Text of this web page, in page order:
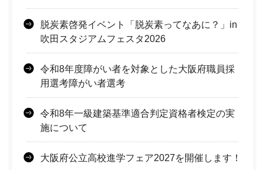
脱炭素啓発イベント「脱炭素ってなあに？」in
吹田スタジアムフェスタ2026
令和8年度障がい者を対象とした大阪府職員採
用選考障がい者選考
令和8年一級建築基準適合判定資格者検定の実
施について
大阪府公立高校進学フェア2027を開催します！